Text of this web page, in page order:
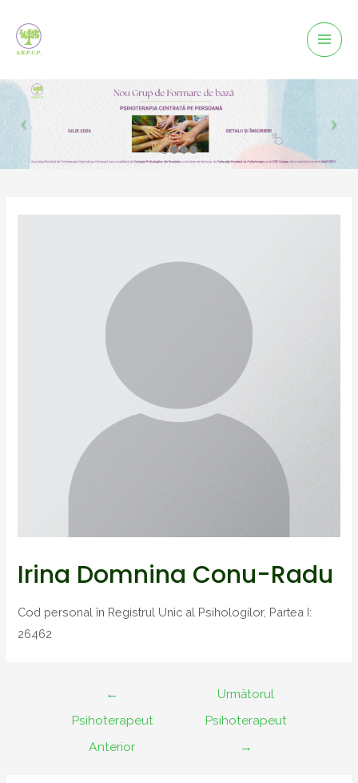
Irina Domnina Conu-Radu
Cod personal în Registrul Unic al Psihologilor, Partea I:
26462
←
Psihoterapeut
Anterior
Următorul
Psihoterapeut
→